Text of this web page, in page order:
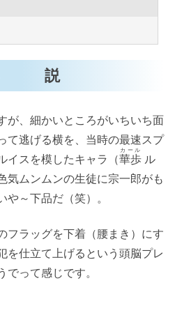
説
が、細かいところがいちいち面
て逃げる横を、当時の最速スプ
イスを模したキャラ（華歩
カール
ル
気ムンムンの生徒に宗一郎がも
や～下品だ（笑）。
フラッグを下着（腰まき）にす
を仕立て上げるという頭脳プレ
でって感じです。